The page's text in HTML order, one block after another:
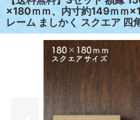
×180ｍｍ、内寸約149ｍｍ
レーム ましかく スクエア 四